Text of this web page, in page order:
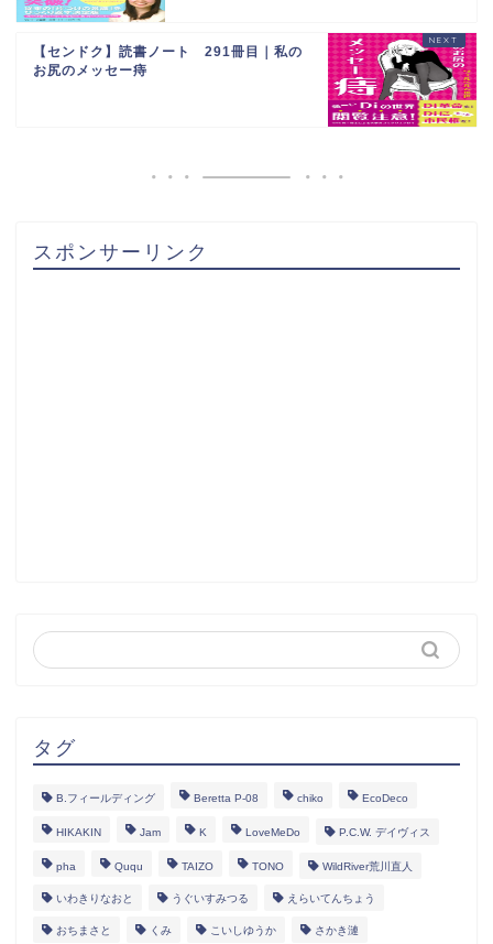
【センドク】読書ノート 291冊目｜私の
お尻のメッセー痔
スポンサーリンク
タグ
B.フィールディング Beretta P-08 chiko EcoDeco
HIKAKIN Jam K LoveMeDo P.C.W. デイヴィス
pha Ququ TAIZO TONO WildRiver荒川直人
いわきりなおと うぐいすみつる えらいてんちょう
おちまさと くみ こいしゆうか さかき漣